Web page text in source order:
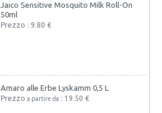
Jaico Sensitive Mosquito Milk Roll-On
50ml
Prezzo : 9.80 €
Amaro alle Erbe Lyskamm 0,5 L
Prezzoa partire da : 19.50 €